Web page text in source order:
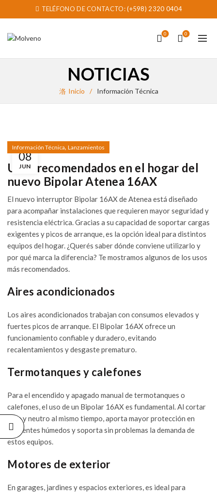
TELÉFONO DE CONTACTO:(+598) 2320 0404
0 0
NOTICIAS
Inicio Información Técnica
08
JUN
Información Técnica, Lanzamientos
Usos recomendados en el hogar del
nuevo Bipolar Atenea 16AX
El nuevo interruptor Bipolar 16AX de Atenea está diseñado
para acompañar instalaciones que requieren mayor seguridad y
resistencia eléctrica. Gracias a su capacidad de soportar cargas
exigentes y picos de arranque, es la opción ideal para distintos
equipos del hogar. ¿Querés saber dónde conviene utilizarlo y
por qué marca la diferencia? Te mostramos algunos de los usos
más recomendados.
Aires acondicionados
Los aires acondicionados trabajan con consumos elevados y
fuertes picos de arranque. El Bipolar 16AX ofrece un
funcionamiento confiable y duradero, evitando
recalentamientos y desgaste prematuro.
Termotanques y calefones
Para el encendido y apagado manual de termotanques o
calefones, el uso de un Bipolar 16AX es fundamental. Al cortar
fase y neutro al mismo tiempo, aporta mayor protección en
ambientes húmedos y soporta sin problemas la demanda de
estos equipos.
Motores de exterior
En garages, jardines y espacios exteriores, es ideal para
NUEVO
LANZAMIENTO:
CAJÓN PARA
MEDIDOR DE
CONSUMO DE
ENERGÍA
27/07/2026
YA PODÉS
ADQUIRIR
QUADRA CON
BASE PARA
INSTALACIONES
EXTERIORES
SODIMAC:
UNA
ALIANZA
QUE
IMPULSA
SOLUCIONES
DE CALIDAD